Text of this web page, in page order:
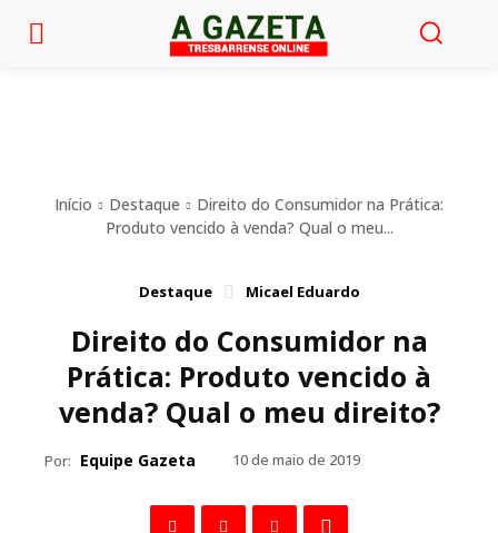
Início Destaque
Direito do Consumidor na Prática:
Produto vencido à venda? Qual o meu...
Destaque Micael Eduardo
Direito do Consumidor na
Prática: Produto vencido à
venda? Qual o meu direito?
Por: Equipe Gazeta 10 de maio de 2019